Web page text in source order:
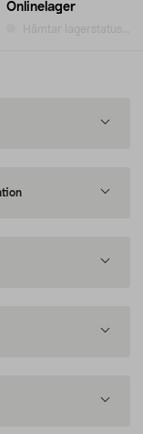
Onlinelager
Hämtar lagerstatus...